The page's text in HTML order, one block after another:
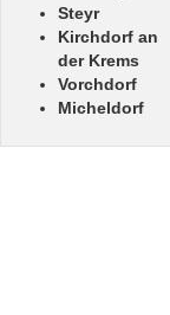
Steyr
Kirchdorf an
der Krems
Vorchdorf
Micheldorf